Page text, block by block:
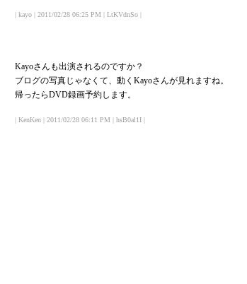
| kayo | 2011/02/28 06:25 PM | LtKVdnSo |
Kayoさんも出演されるのですか？
ブログの写真じゃなくて、動くKayoさんが見れますね。
帰ったらDVD録画予約します。
| KenKen | 2011/02/28 06:11 PM | hsB0al1I |